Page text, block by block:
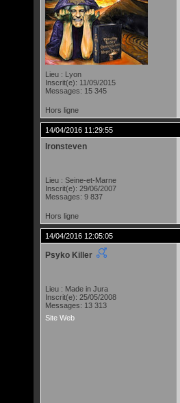
Lieu : Lyon
Inscrit(e): 11/09/2015
Messages: 15 345
Hors ligne
14/04/2016 11:29:55
Ironsteven
Lieu : Seine-et-Marne
Inscrit(e): 29/06/2007
Messages: 9 837
Hors ligne
14/04/2016 12:05:05
Psyko Killer
Lieu : Made in Jura
Inscrit(e): 25/05/2008
Messages: 13 313
Site Web